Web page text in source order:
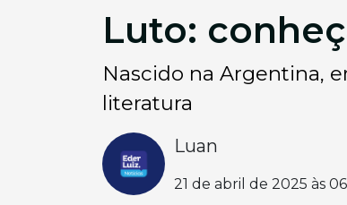
Luto:
Nascido na Argentina,
literatura
Luan
21 de abril de 2025 às